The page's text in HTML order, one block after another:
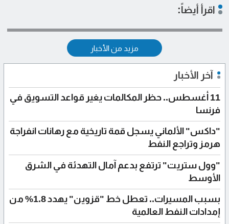
اقرأ أيضاً:
مزيد من الأخبار
آخر الأخبار
11 أغسطس.. حظر المكالمات يغير قواعد التسويق في
فرنسا
"داكس" الألماني يسجل قمة تاريخية مع رهانات انفراجة
هرمز وتراجع النفط
"وول ستريت" ترتفع بدعم آمال التهدئة في الشرق
الأوسط
بسبب المسيرات.. تعطل خط "قزوين" يهدد 1.8% من
إمدادات النفط العالمية